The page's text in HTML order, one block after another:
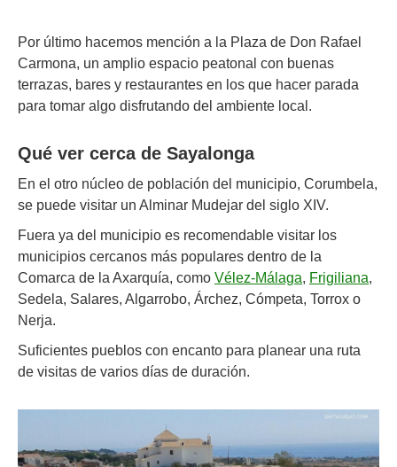
Por último hacemos mención a la Plaza de Don Rafael
Carmona, un amplio espacio peatonal con buenas
terrazas, bares y restaurantes en los que hacer parada
para tomar algo disfrutando del ambiente local.
Qué ver cerca de Sayalonga
En el otro núcleo de población del municipio, Corumbela,
se puede visitar un Alminar Mudejar del siglo XIV.
Fuera ya del municipio es recomendable visitar los
municipios cercanos más populares dentro de la
Comarca de la Axarquía, como Vélez-Málaga, Frigiliana,
Sedela, Salares, Algarrobo, Árchez, Cómpeta, Torrox o
Nerja.
Suficientes pueblos con encanto para planear una ruta
de visitas de varios días de duración.